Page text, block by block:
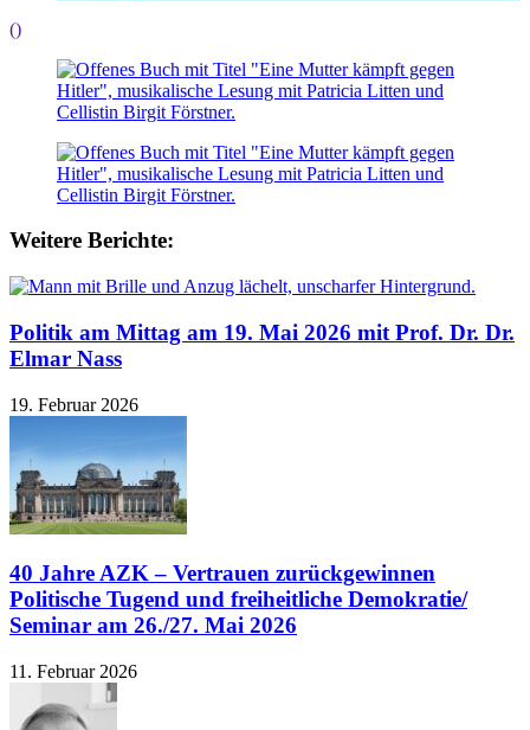
()
Weitere Berichte:
Politik am Mittag am 19. Mai 2026 mit Prof. Dr. Dr.
Elmar Nass
19. Februar 2026
40 Jahre AZK – Vertrauen zurückgewinnen
Politische Tugend und freiheitliche Demokratie/
Seminar am 26./27. Mai 2026
11. Februar 2026